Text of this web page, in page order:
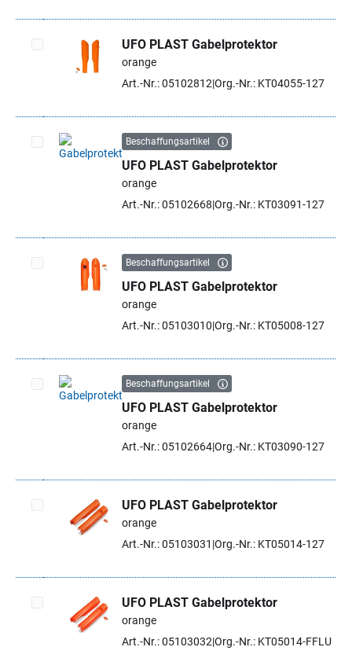
Artikel auswählen
UFO PLAST Gabelprotektor
orange
Art.-Nr.: 05102812 Org.-Nr.: KT04055-127
Artikel auswählen
Beschaffungsartikel
UFO PLAST Gabelprotektor
orange
Art.-Nr.: 05102668 Org.-Nr.: KT03091-127
Artikel auswählen
Beschaffungsartikel
UFO PLAST Gabelprotektor
orange
Art.-Nr.: 05103010 Org.-Nr.: KT05008-127
Artikel auswählen
Beschaffungsartikel
UFO PLAST Gabelprotektor
orange
Art.-Nr.: 05102664Org.-Nr.: KT03090-127
Artikel auswählen
UFO PLAST Gabelprotektor
orange
Art.-Nr.: 05103031 Org.-Nr.: KT05014-127
Artikel auswählen
UFO PLAST Gabelprotektor
orange
Art.-Nr.: 05103032 Org.-Nr.: KT05014-FFLU